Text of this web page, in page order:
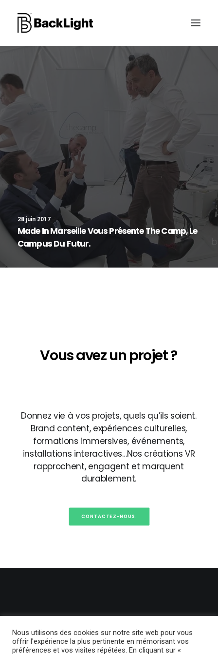
PROJETS XR
LE STUDIO
RECHERCHE
28 juin 2017
Made In Marseille Vous Présente The Camp, Le
Campus Du Futur.
Vousavezunprojet?
Donnez vie à vos projets, quels qu’ils soient.
Brand content, expériences culturelles,
formations immersives, événements,
installations interactives…Nos créations VR
rapprochent, engagent et marquent
durablement.
CONTACTEZ-NOUS.
© 2024 BackLight. | Tous droits réservés.Politique de confidentialité
Nous utilisons des cookies sur notre site web pour vous
offrir l'expérience la plus pertinente en mémorisant vos
préférences et vos visites répétées. En cliquant sur «